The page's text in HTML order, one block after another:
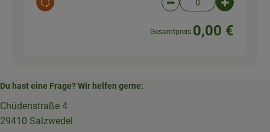
Auswahl ändern Artikelanzahl
Gesamtpreis:0,00 €
Du hast eine Frage? Wir helfen gerne:
Chüdenstraße 4
29410 Salzwedel